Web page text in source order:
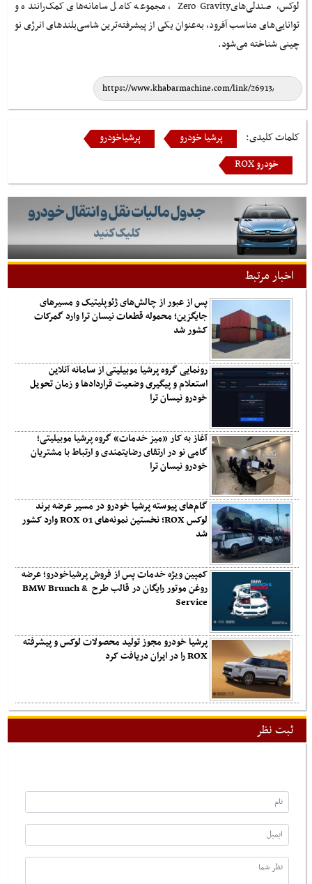
لوکس، صندلی‌هایZero Gravity ، مجموعه کامل سامانه‌های کمک‌راننده و
توانایی‌های مناسب آفرود، به‌عنوان یکی از پیشرفته‌ترین شاسی‌بلندهای انرژی نو
چینی شناخته می‌شود.
کلمات کلیدی: پرشیا خودرو
پرشیاخودرو
خودرو ROX
اخبار مرتبط
پس از عبور از چالش‌های ژئوپلیتیک و مسیرهای
جایگزین؛ محموله قطعات نیسان ترا وارد گمرکات
کشور شد
رونمایی گروه پرشیا موبیلیتی از سامانه آنلاین
استعلام و پیگیری وضعیت قراردادها و زمان تحویل
خودرو نیسان ترا
آغاز به کار «میز خدمات» گروه پرشیا موبیلیتی؛
گامی نو در ارتقای رضایتمندی و ارتباط با مشتریان
خودرو نیسان ترا
گام‌های پیوسته پرشیا خودرو در مسیر عرضه برند
لوکس ROX؛ نخستین نمونه‌های ROX 01 وارد کشور
شد
کمپین ویژه خدمات پس از فروش پرشیاخودرو؛ عرضه
روغن موتور رایگان در قالب طرح BMW Brunch &
Service
پرشیا خودرو مجوز تولید محصولات لوکس و پیشرفته
ROX را در ایران دریافت کرد
ثبت نظر